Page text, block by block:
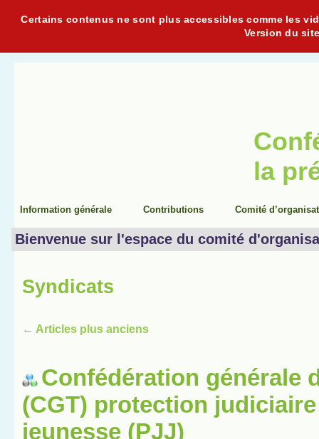
Certains contenus ne sont plus accessibles comme les
Version du
la
Information générale Contributions Comité
Bienvenue sur l'espace du comité
Syndicats
← Articles plus anciens
Confédération générale
(CGT) protection
jeunesse (PJJ)